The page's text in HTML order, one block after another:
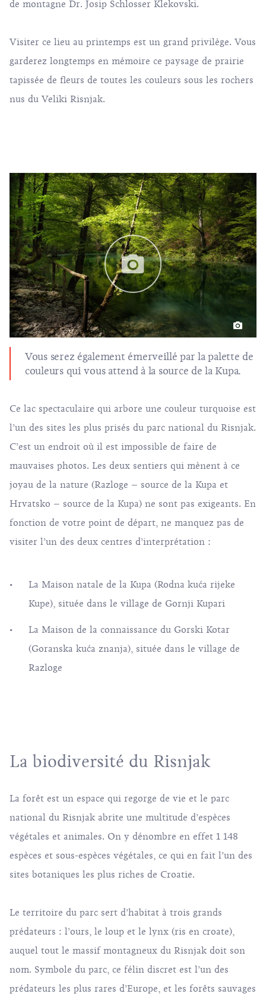
de montagne Dr. Josip Schlosser Klekovski.
Visiter ce lieu au printemps est un grand privilège. Vous
garderez longtemps en mémoire ce paysage de prairie
tapissée de fleurs de toutes les couleurs sous les rochers
nus du Veliki Risnjak.
Vous serez également émerveillé par la palette de
couleurs qui vous attend à la source de la Kupa.
Ce lac spectaculaire qui arbore une couleur turquoise est
l’un des sites les plus prisés du parc national du Risnjak.
C’est un endroit où il est impossible de faire de
mauvaises photos. Les deux sentiers qui mènent à ce
joyau de la nature (Razloge – source de la Kupa et
Hrvatsko – source de la Kupa) ne sont pas exigeants. En
fonction de votre point de départ, ne manquez pas de
visiter l’un des deux centres d’interprétation :
La Maison natale de la Kupa (Rodna kuća rijeke
Kupe), située dans le village de Gornji Kupari
La Maison de la connaissance du Gorski Kotar
(Goranska kuća znanja), située dans le village de
Razloge
La biodiversité du Risnjak
La forêt est un espace qui regorge de vie et le parc
national du Risnjak abrite une multitude d’espèces
végétales et animales. On y dénombre en effet 1 148
espèces et sous-espèces végétales, ce qui en fait l’un des
sites botaniques les plus riches de Croatie.
Le territoire du parc sert d’habitat à trois grands
prédateurs : l’ours, le loup et le lynx (ris en croate),
auquel tout le massif montagneux du Risnjak doit son
nom. Symbole du parc, ce félin discret est l’un des
prédateurs les plus rares d’Europe, et les forêts sauvages